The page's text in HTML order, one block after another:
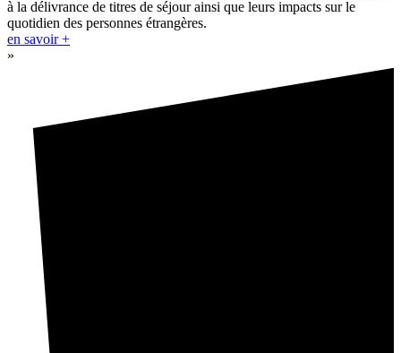
à la délivrance de titres de séjour ainsi que leurs impacts sur le
quotidien des personnes étrangères.
en savoir +
»